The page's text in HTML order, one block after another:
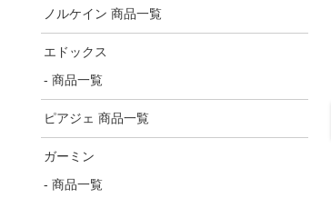
ノルケイン 商品一覧
エドックス
- 商品一覧
ピアジェ 商品一覧
ガーミン
- 商品一覧